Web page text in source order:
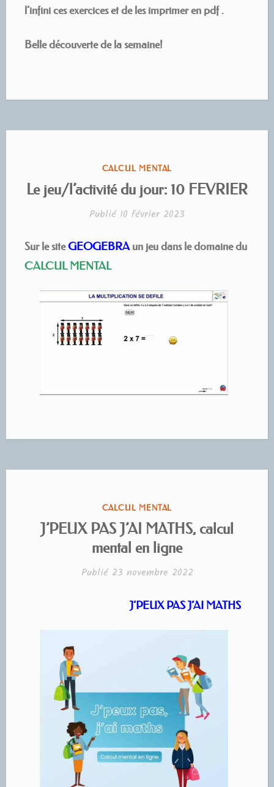
l’infini ces exercices et de les imprimer en pdf .
Belle découverte de la semaine!
PUBLIÉ
CALCUL MENTAL
Le jeu/l’activité du jour: 10 FEVRIER
Publié 10 février 2023
Sur le siteGEOGEBRAun jeu dans le domaine du
CALCUL MENTAL
PUBLIÉ
DANS
CALCUL MENTAL
J’PEUX PAS J’AI MATHS, calcul
mental en ligne
Publié 23 novembre 2022
J’PEUX PAS J’AI MATHS